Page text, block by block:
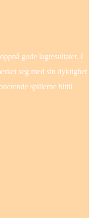
gode lagresultater. I
seg med sin dyktighet
spillerne hittil